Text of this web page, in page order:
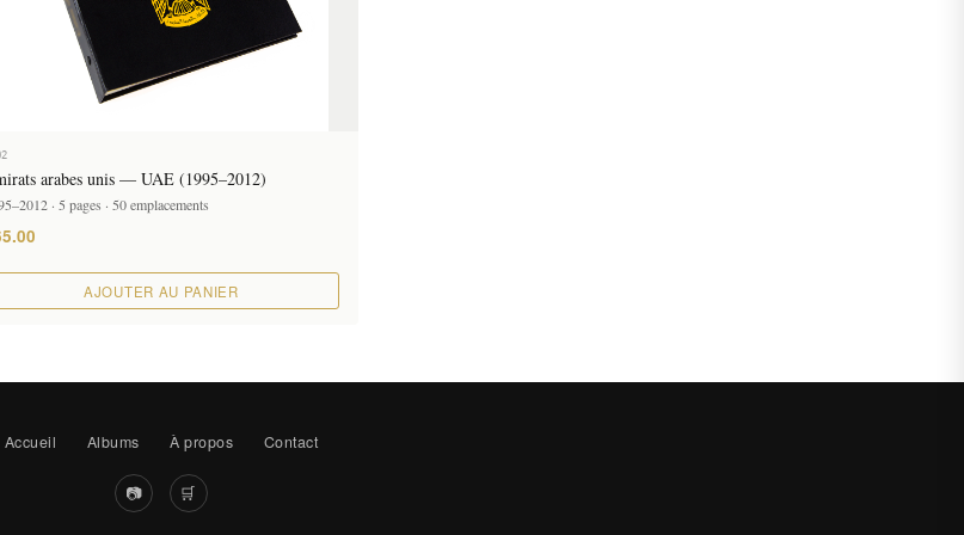
arabes unis — UAE (1995–2012)
· 5 pages · 50 emplacements
AJOUTER AU PANIER
Accueil Albums À propos Contact
📷 🛒